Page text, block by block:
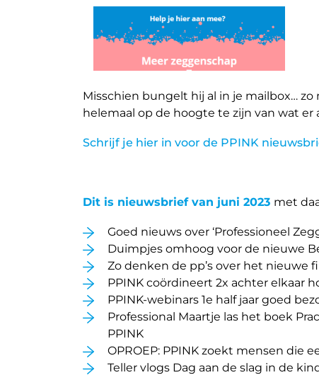
Misschien bungelt hij al in je mailbox…
helemaal op de hoogte te zijn van wat er
Schrijf je hier in voor de PPINK
Dit is nieuwsbrief van juni 2023 met
Goed nieuws over ‘Professioneel
Duimpjes omhoog voor de nieuwe
Zo denken de pp’s over het nieuwe
PPINK coördineert 2x achter elkaar
PPINK-webinars 1e half jaar goed
Professional Maartje las het boek
PPINK
OPROEP: PPINK zoekt mensen die
Teller vlogs Dag aan de slag in de